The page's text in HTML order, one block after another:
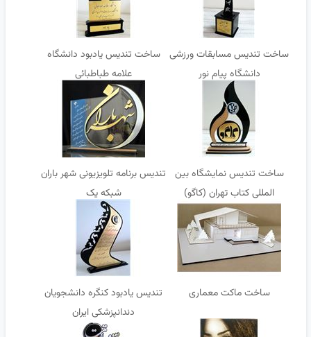
ساخت تندیس مسابقات ورزشی
دانشگاه پیام نور
ساخت تندیس یادبود دانشگاه
علامه طباطبائی
ساخت تندیس نمایشگاه بین
المللی کتاب تهران (کاگو)
تندیس برنامه تلویزیونی شهر باران
شبکه یک
ساخت ماکت معماری
تندیس یادبود کنگره دانشجویان
دندانپزشکی ایران